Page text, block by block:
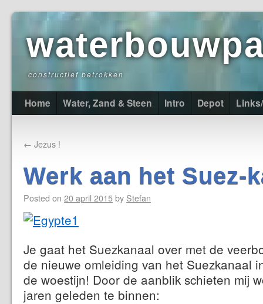
constructief betrokken
Home Water, Zand & Steen Intro Depot
← Jezus !
Werk aan het Suez-
Posted on 20 april 2015by Stefan
Je gaat het Suezkanaal over met de
de nieuwe omleiding van het Suezkanaal
de woestijn! Door de aanblik schieten mij
jaren geleden te binnen: